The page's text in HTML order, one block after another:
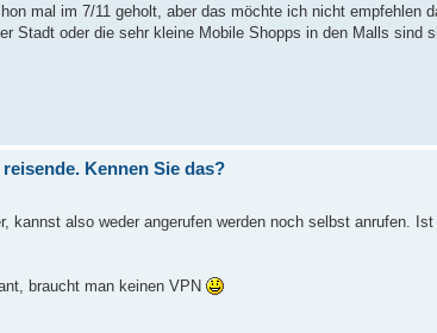
mal im 7/11 geholt, aber das möchte ich nicht empfehlen
Stadt oder die sehr kleine Mobile Shopps in den Malls sind
Kennen Sie das?
kannst also weder angerufen werden noch selbst anrufen.
braucht man keinen VPN